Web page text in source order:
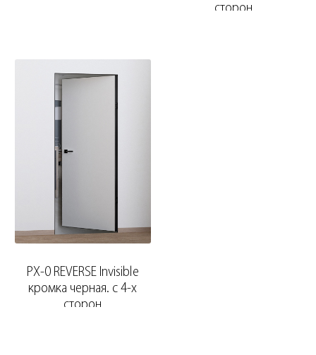
сторон
PX-0 REVERSE Invisible
кромка черная. с 4-х
сторон